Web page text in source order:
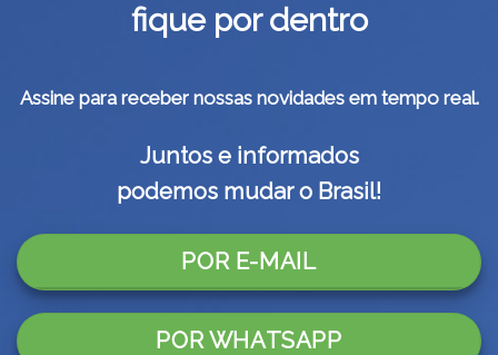
fique por dentro
Assine para receber nossas novidades em tempo real.
Juntos e informados
podemos mudar o Brasil!
POR E-MAIL
POR WHATSAPP